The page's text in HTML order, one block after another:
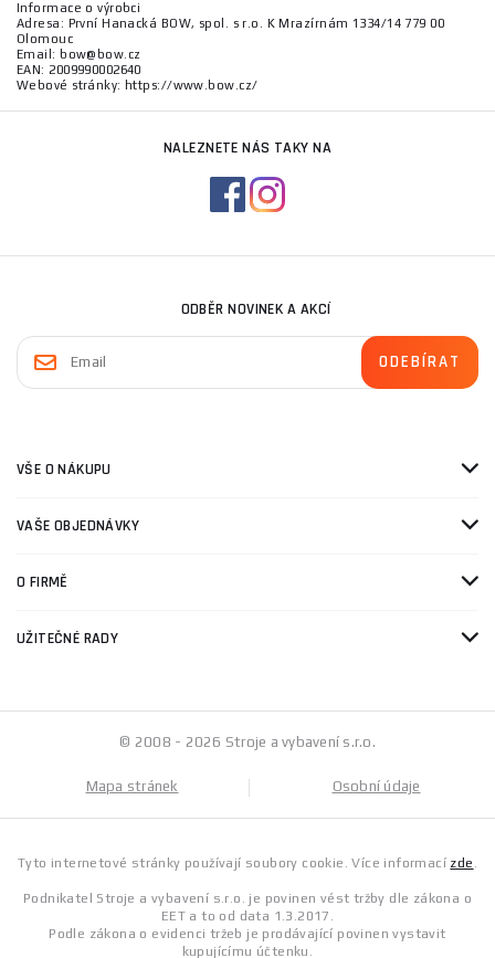
Informace o výrobci
Adresa: První Hanacká BOW, spol. s r.o. K Mrazírnám 1334/14 779 00
Olomouc
Email: bow@bow.cz
EAN: 2009990002640
Webové stránky: https://www.bow.cz/
NALEZNETE NÁS TAKY NA
ODBĚR NOVINEK A AKCÍ
VŠE O NÁKUPU
VAŠE OBJEDNÁVKY
O FIRMĚ
UŽITEČNÉ RADY
© 2008 - 2026 Stroje a vybavení s.r.o.
Mapa stránek Osobní údaje
Tyto internetové stránky používají soubory cookie. Více informací zde .
Podnikatel Stroje a vybavení s.r.o. je povinen vést tržby dle zákona o
EET a to od data 1.3.2017.
Podle zákona o evidenci tržeb je prodávající povinen vystavit
kupujícímu účtenku.